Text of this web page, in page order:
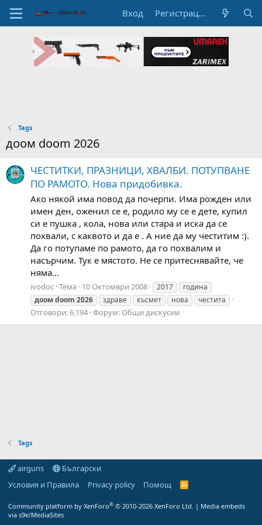
Вход Регистрация
Tags
доом doom 2026
ЧЕСТИТКИ, ПРАЗНИЦИ, ХВАЛБИ. ПОТУПВАНЕ
ПО РАМОТО. Нова придобивка.
Ако някой има повод да почерпи. Има рожден или
имен ден, оженил се е, родило му се е дете, купил
си е пушка , кола, нова или стара и иска да се
похвали, с каквото и да е . А ние да му честитим :).
Да го потупаме по рамото, да го похвалим и
насърчим. Тук е мястото. Не се притеснявайте, че
няма...
ivodoc Тема 10 Октомври 2008 2017
година
доомdoom 2026 здраве късмет нова честита
Отговори: 6,194 Форум: Общи дискусии
Tags
airguns
Български
Условия и Правила
Privacy policy Помощ
R
Community platform by XenForo® © 2010-2026 XenForo Ltd. | Media embeds
via s9e/MediaSites